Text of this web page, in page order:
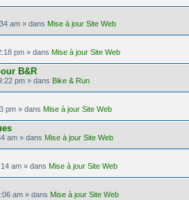
am » dans Mise à jour Site Web
pm » dans Mise à jour Site Web
B&R
pm » dans Bike & Run
pm » dans Mise à jour Site Web
am » dans Mise à jour Site Web
am » dans Mise à jour Site Web
am » dans Mise à jour Site Web